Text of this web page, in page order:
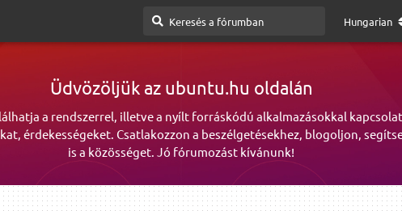
Hungarian
Üdvözöljük az ubuntu.hu oldalán
a rendszerrel, illetve a nyílt forráskódú alkalmazásokkal
érdekességeket. Csatlakozzon a beszélgetésekhez, blogoljon,
is a közösséget. Jó fórumozást kívánunk!